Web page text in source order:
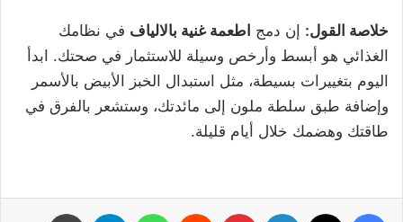
خلاصة القول: إن دمج اطعمة غنية بالالياف في نظامك
الغذائي هو أبسط وأرخص وسيلة للاستثمار في صحتك. ابدأ
اليوم بتغييرات بسيطة، مثل استبدال الخبز الأبيض بالأسمر
وإضافة طبق سلطة ملون إلى مائدتك، وستشعر بالفرق في
طاقتك وهضمك خلال أيام قليلة.
فيسبوك لينكدإن بينتيريست واتساب تيلقرام